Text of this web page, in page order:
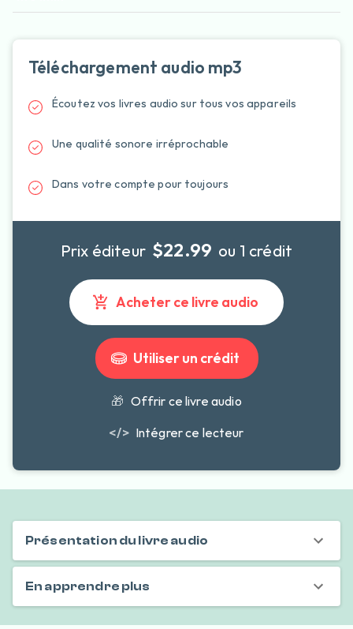
Téléchargement audio mp3
Écoutez vos livres audio sur tous vos appareils
Une qualité sonore irréprochable
Dans votre compte pour toujours
Prix éditeur $22.99 ou 1 crédit
Acheter ce livre audio
Utiliser un crédit
🎁 Offrir ce livre audio
</> Intégrer ce lecteur
Présentation du livre audio
En apprendre plus